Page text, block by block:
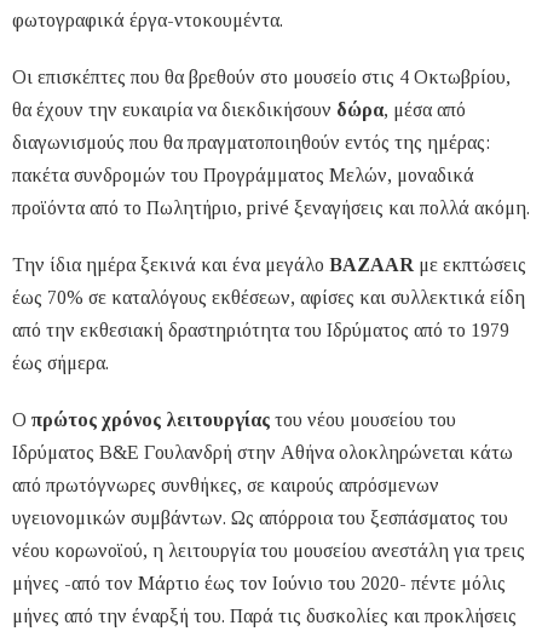
φωτογραφικά έργα-ντοκουμέντα.
Οι επισκέπτες που θα βρεθούν στο μουσείο στις 4 Οκτωβρίου,
θα έχουν την ευκαιρία να διεκδικήσουν δώρα, μέσα από
διαγωνισμούς που θα πραγματοποιηθούν εντός της ημέρας:
πακέτα συνδρομών του Προγράμματος Μελών, μοναδικά
προϊόντα από το Πωλητήριο, privé ξεναγήσεις και πολλά ακόμη.
Την ίδια ημέρα ξεκινά και ένα μεγάλο BΑΖΑΑR με εκπτώσεις
έως 70% σε καταλόγους εκθέσεων, αφίσες και συλλεκτικά είδη
από την εκθεσιακή δραστηριότητα του Ιδρύματος από το 1979
έως σήμερα.
O πρώτος χρόνος λειτουργίας του νέου μουσείου του
Ιδρύματος Β&Ε Γουλανδρή στην Αθήνα ολοκληρώνεται κάτω
από πρωτόγνωρες συνθήκες, σε καιρούς απρόσμενων
υγειονομικών συμβάντων. Ως απόρροια του ξεσπάσματος του
νέου κορωνοϊού, η λειτουργία του μουσείου ανεστάλη για τρεις
μήνες -από τον Μάρτιο έως τον Ιούνιο του 2020- πέντε μόλις
μήνες από την έναρξή του. Παρά τις δυσκολίες και προκλήσεις